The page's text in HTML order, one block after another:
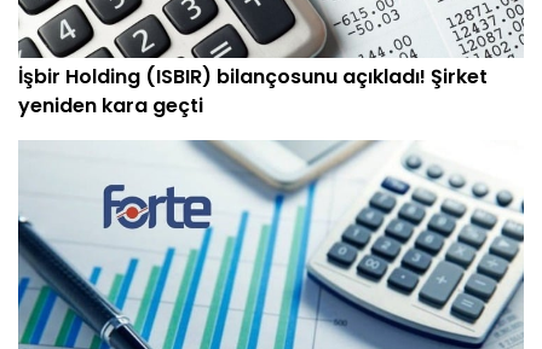
İşbir Holding (ISBIR) bilançosunu açıkladı! Şirket
yeniden kara geçti